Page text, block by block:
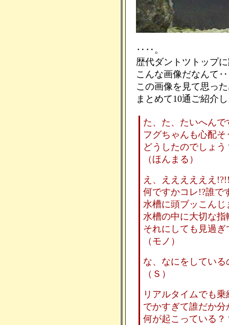
‥‥。
歴代ダントツトップ
こんな画像だなんて
この画像を見て思っ
まとめて10通ご紹介
た、た、たいへんで
フグちゃんも心配
どうしたのでしょう
（ほんまる）
え、ええええええ
何ですかコレ!?誰で
水槽に頭ブッこん
水槽の中に大切な
それにしても見過
（モノ）
な、なにをしている
（Ｓ）
リアルタイムでも
でかすぎて誰だか
何が起こっている？